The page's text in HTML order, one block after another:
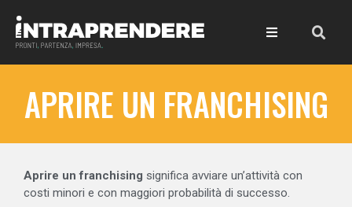
APRIRE UN FRANCHISING
Aprire un franchising significa avviare un’attività con
costi minori e con maggiori probabilità di successo.